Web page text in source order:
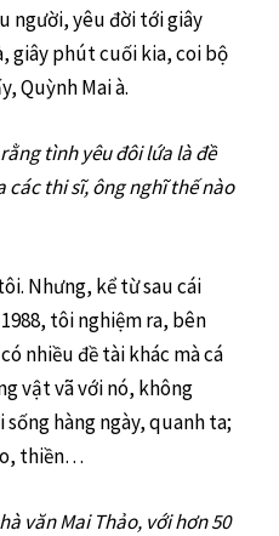
người, yêu đời tới giây
giây phút cuối kia, coi bộ
Quỳnh Mai à.
tình yêu đôi lứa là đề
các thi sĩ, ông nghĩ thế nào
Nhưng, kể từ sau cái
tôi nghiệm ra, bên
nhiều đề tài khác mà cá
vật vã với nó, không
hàng ngày, quanh ta;
thiền…
văn Mai Thảo, với hơn 50